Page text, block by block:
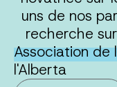
uns de nos
recherche
Association de
l'Alberta